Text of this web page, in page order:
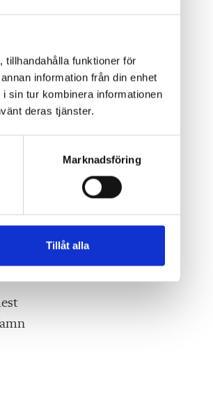
tillhandahålla funktioner för
information från din enhet
sin tur kombinera informationen
deras tjänster.
Marknadsföring
Tillåt alla
norm.
vi
ett
–